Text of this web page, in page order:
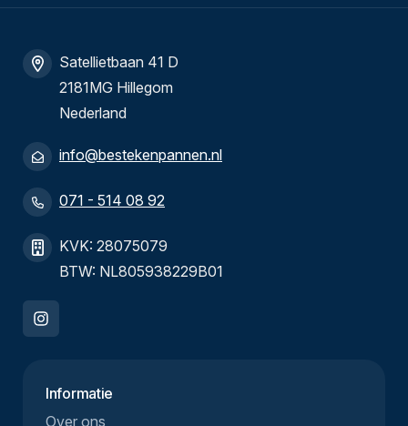
Satellietbaan 41 D
2181MG Hillegom
Nederland
info@bestekenpannen.nl
071 - 514 08 92
KVK: 28075079
BTW: NL805938229B01
Informatie
Over ons